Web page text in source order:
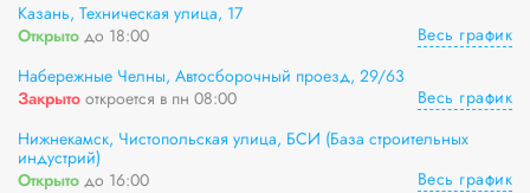
Казань, Техническая улица, 17
Открыто до 18:00
Весь график
Набережные Челны, Автосборочный проезд, 29/63
Закрыто откроется в пн 08:00
Весь график
Нижнекамск, Чистопольская улица, БСИ (База строительных
индустрий)
Открыто до 16:00
Весь график